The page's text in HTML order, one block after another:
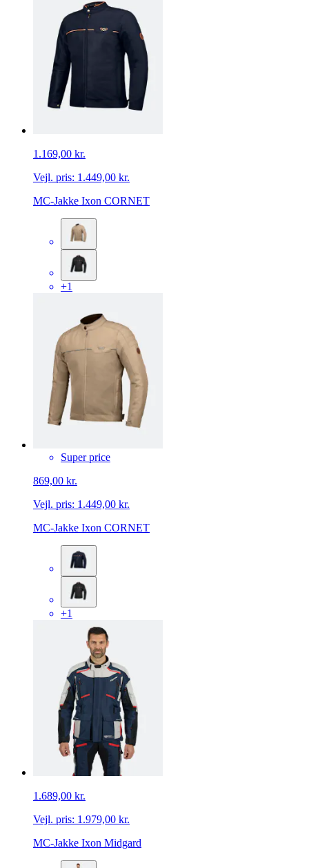
1.169,00 kr.
Vejl. pris: 1.449,00 kr.
MC-Jakke Ixon CORNET
+1
Super price
869,00 kr.
Vejl. pris: 1.449,00 kr.
MC-Jakke Ixon CORNET
+1
1.689,00 kr.
Vejl. pris: 1.979,00 kr.
MC-Jakke Ixon Midgard